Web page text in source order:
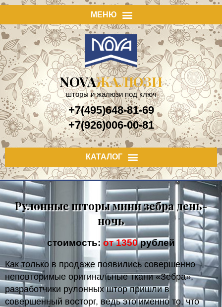
NOVAЖАЛЮЗИ
шторы и жалюзи под ключ
+7(495)648-81-69
+7(926)006-00-81
Рулонные шторы мини зебра день-
ночь
стоимость: от 1350рублей
Как только в продаже появились совершенно
неповторимые оригинальные ткани «Зебра»,
разработчики рулонных штор пришли в
совершенный восторг, ведь это именно то, что